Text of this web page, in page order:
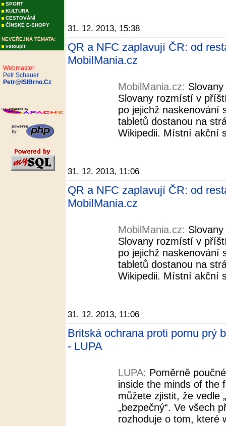
SPORT
KULTURA
CESTOVÁNÍ
ČÍNSKÉ E-SHOPY
NEVEŘEJNÁ TÉMATA:
vstoupit
Webmaster:
Petr Schauer
Petr@ISIBrno.Cz
31. 12. 2013, 15:38
QR a NFC zaplavují ČR: od
MobilMania.cz
MobilMania.cz:
Slovany rozmístí v
po jejichž naskenování
tabletů dostanou na
Wikipedii. Místní akční
31. 12. 2013, 11:06
QR a NFC zaplavují ČR: od
MobilMania.cz
MobilMania.cz:
Slovany rozmístí v
po jejichž naskenování
tabletů dostanou na
Wikipedii. Místní akční
31. 12. 2013, 11:06
Britská ochrana proti pornu prý
- LUPA
LUPA: Poměrně
inside the minds of the
můžete zjistit, že vedle
„bezpečný“. Ve všech
rozhoduje o tom, které